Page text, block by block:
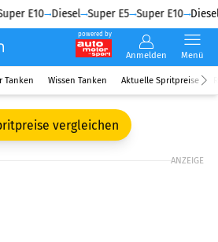
E10 Diesel Super E5 Super E10 Diesel
powered by
Anmelden Menü
Tanken Wissen Tanken Aktuelle Spritpreise
vergleichen
ANZEIGE